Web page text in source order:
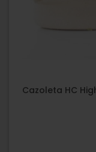
Cazoleta HC